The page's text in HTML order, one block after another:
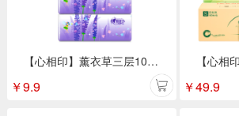
【心相印】薰衣草三层100抽 3包抽纸DT100
￥9.9 ￥49.9